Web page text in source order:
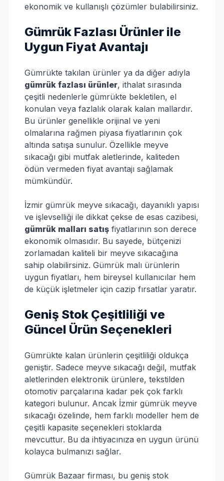
ekonomik ve kullanışlı çözümler bulabilirsiniz.
Gümrük Fazlası Ürünler ile
Uygun Fiyat Avantajı
Gümrükte takılan ürünler ya da diğer adıyla
gümrük fazlası ürünler, ithalat sırasında
çeşitli nedenlerle gümrükte bekletilen, el
konulan veya fazlalık olarak kalan mallardır.
Bu ürünler genellikle orijinal ve yeni
olmalarına rağmen piyasa fiyatlarının çok
altında satışa sunulur. Özellikle meyve
sıkacağı gibi mutfak aletlerinde, kaliteden
ödün vermeden fiyat avantajı sağlamak
mümkündür.
İzmir gümrük meyve sıkacağı, dayanıklı yapısı
ve işlevselliği ile dikkat çekse de esas cazibesi,
gümrük malları satış fiyatlarının son derece
ekonomik olmasıdır. Bu sayede, bütçenizi
zorlamadan kaliteli bir meyve sıkacağına
sahip olabilirsiniz. Gümrük malı ürünlerin
uygun fiyatları, hem bireysel kullanıcılar hem
de küçük işletmeler için cazip fırsatlar yaratır.
Geniş Stok Çeşitliliği ve
Güncel Ürün Seçenekleri
Gümrükte kalan ürünlerin çeşitliliği oldukça
geniştir. Sadece meyve sıkacağı değil, mutfak
aletlerinden elektronik ürünlere, tekstilden
otomotiv parçalarına kadar pek çok farklı
kategori bulunur. Ancak İzmir gümrük meyve
sıkacağı özelinde, hem farklı modeller hem de
çeşitli kapasite seçenekleri stoklarda
mevcuttur. Bu da ihtiyacınıza en uygun ürünü
kolayca bulmanızı sağlar.
Gümrük Bazaar firması, bu geniş stok